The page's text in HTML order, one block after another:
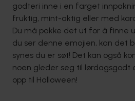
godteri inne i en farget
fruktig, mint-aktig eller med
Du må pakke det ut for å finne
du ser denne emojien, kan det
synes du er søt! Det kan også
noen gleder seg til lørdagsgodt
opp til Halloween!